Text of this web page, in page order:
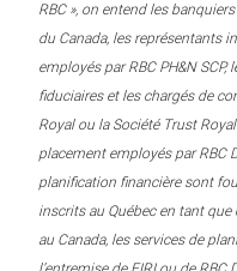
RBC », on entend les
du Canada, les représentants
employés par RBC PH&N
fiduciaires et les chargés de
Royal ou la Société Trust
placement employés par RBC
planification financière sont
inscrits au Québec en tant
au Canada, les services de